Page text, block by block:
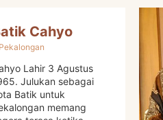
Cahyo
Pekalongan
Lahir 3 Agustus
Julukan sebagai
Batik untuk
memang